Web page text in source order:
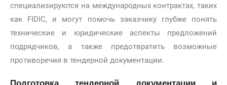
специализируются на международных контрактах, таких
как FIDIC, и могут помочь заказчику глубже понять
технические и юридические аспекты предложений
подрядчиков, а также предотвратить возможные
противоречия в тендерной документации.
Подготовка тендерной документации и